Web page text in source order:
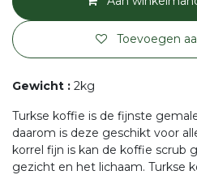
Toevoegen
Gewicht : 2kg
Turkse koffie is de fijnste
daarom is deze geschikt voor
korrel fijn is kan de koffie scrub
gezicht en het lichaam. Turkse